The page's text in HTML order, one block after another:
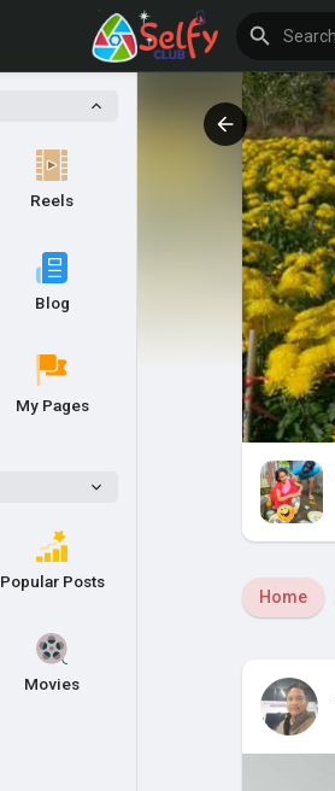
Reels
Blog
My Pages
Popular Posts
Movies
Home